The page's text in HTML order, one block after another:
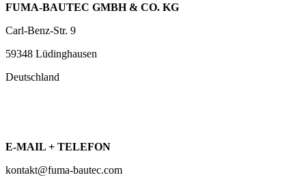
FUMA-BAUTEC GMBH & CO. KG
Carl-Benz-Str. 9
59348 Lüdinghausen
Deutschland
E-MAIL + TELEFON
kontakt@fuma-bautec.com